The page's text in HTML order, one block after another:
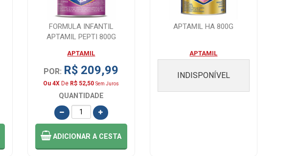
FORMULA INFANTIL
APTAMIL PEPTI 800G
APTAMIL
POR: R$ 209,99
Ou 4X De R$ 52,50 Sem Juros
QUANTIDADE
ADICIONARA CESTA
APTAMIL HA 800G
APTAMIL
INDISPONÍVEL